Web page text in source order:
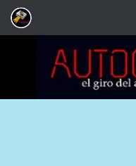
Saltar al contenido